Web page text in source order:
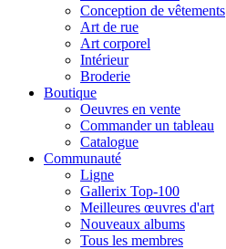
Conception de vêtements
Art de rue
Art corporel
Intérieur
Broderie
Boutique
Oeuvres en vente
Commander un tableau
Catalogue
Communauté
Ligne
Gallerix Top-100
Meilleures œuvres d'art
Nouveaux albums
Tous les membres